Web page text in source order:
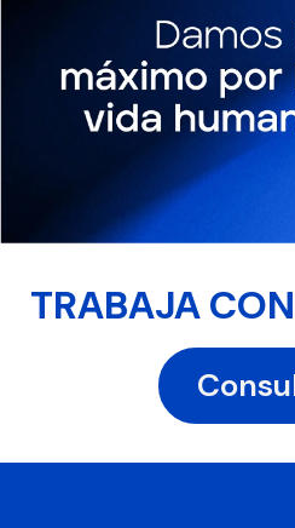
TRABAJA